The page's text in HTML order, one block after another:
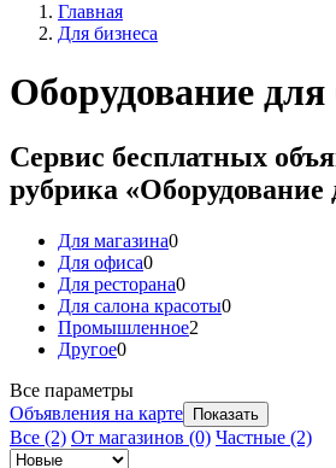
Главная
Для бизнеса
Оборудование для
Сервис бесплатных
рубрика «Оборудование
Для магазина0
Для офиса0
Для ресторана0
Для салона красоты0
Промышленное2
Другое0
Все параметры
Объявления на карте
Все (2) От магазинов (0) Частные (2)